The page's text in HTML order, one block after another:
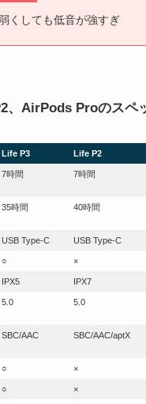
くしても低音が強すぎ
、AirPods Proのスペ
Life P3 Life P2
7時間 7時間
35時間 40時間
USB Type-C USB Type-C
○ ×
IPX5 IPX7
5.0 5.0
SBC/AAC SBC/AAC/aptX
○ ×
○ ×